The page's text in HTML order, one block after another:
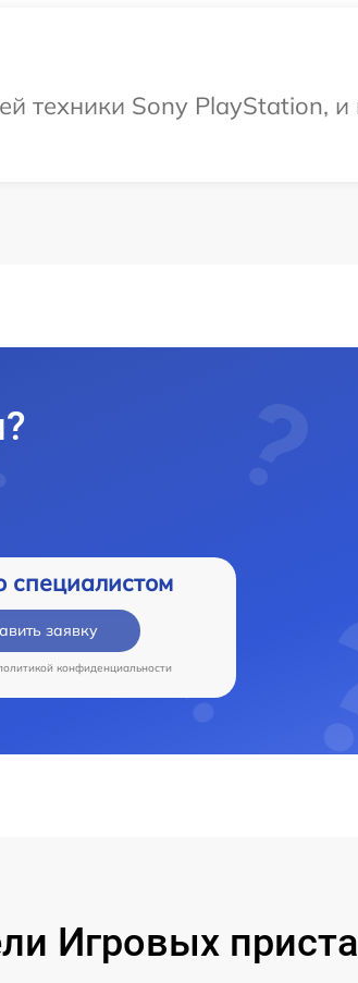
техники Sony PlayStation, и
специалистом
заявку
конфиденциальности
Игровых